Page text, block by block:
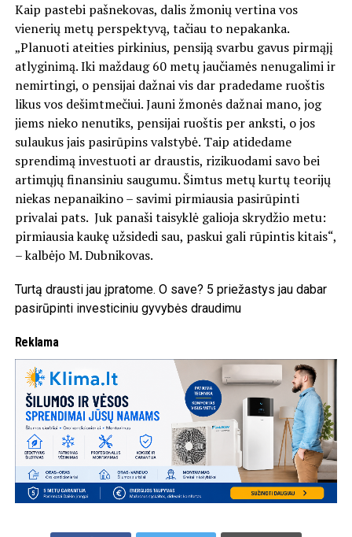
Kaip pastebi pašnekovas, dalis žmonių vertina vos
vienerių metų perspektyvą, tačiau to nepakanka.
„Planuoti ateities pirkinius, pensiją svarbu gavus pirmąjį
atlyginimą. Iki maždaug 60 metų jaučiamės nenugalimi ir
nemirtingi, o pensijai dažnai vis dar pradedame ruoštis
likus vos dešimtmečiui. Jauni žmonės dažnai mano, jog
jiems nieko nenutiks, pensijai ruoštis per anksti, o jos
sulaukus jais pasirūpins valstybė. Taip atidedame
sprendimą investuoti ar draustis, rizikuodami savo bei
artimųjų finansiniu saugumu. Šimtus metų kurtų teorijų
niekas nepanaikino – savimi pirmiausia pasirūpinti
privalai pats. Juk panaši taisyklė galioja skrydžio metu:
pirmiausia kaukę užsidedi sau, paskui gali rūpintis kitais“,
– kalbėjo M. Dubnikovas.
Turtą drausti jau įpratome. O save? 5 priežastys jau dabar
pasirūpinti investiciniu gyvybės draudimu
Reklama